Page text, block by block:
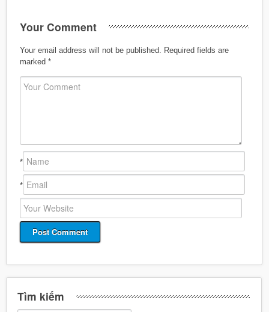
Your Comment
Your email address will not be published.
Required fields are
marked *
*
*
Tìm kiếm